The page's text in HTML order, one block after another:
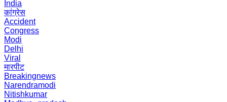
India
कांग्रेस
Accident
Congress
Modi
Delhi
Viral
मारपीट
Breakingnews
Narendramodi
Nitishkumar